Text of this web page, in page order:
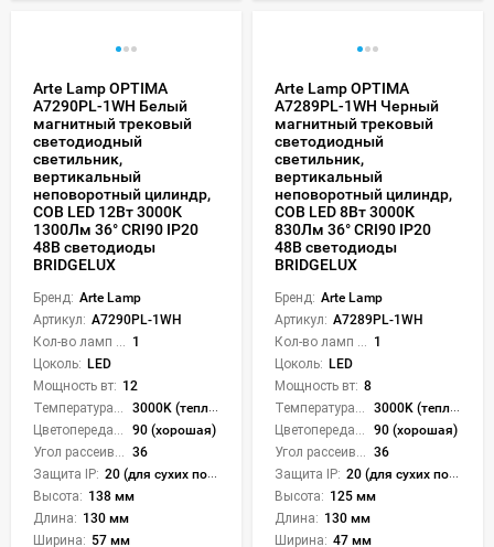
Arte Lamp OPTIMA
A7290PL-1WH Белый
магнитный трековый
светодиодный
светильник,
вертикальный
неповоротный цилиндр,
COB LED 12Вт 3000К
1300Лм 36° CRI90 IP20
48В светодиоды
BRIDGELUX
Бренд: Arte Lamp
Артикул: A7290PL-1WH
1
Цоколь: LED
Мощность вт: 12
3000K (теплый)
90 (хорошая)
36
Защита IP: 20 (для сухих пом.)
Высота: 138 мм
Длина: 130 мм
Ширина: 57 мм
Arte Lamp OPTIMA
A7289PL-1WH Черный
магнитный трековый
светодиодный
светильник,
вертикальный
неповоротный цилиндр,
COB LED 8Вт 3000К
830Лм 36° CRI90 IP20
48В светодиоды
BRIDGELUX
Бренд: Arte Lamp
Артикул: A7289PL-1WH
1
Цоколь: LED
Мощность вт: 8
3000K (теплый)
90 (хорошая)
36
Защита IP: 20 (для сухих пом.)
Высота: 125 мм
Длина: 130 мм
Ширина: 47 мм